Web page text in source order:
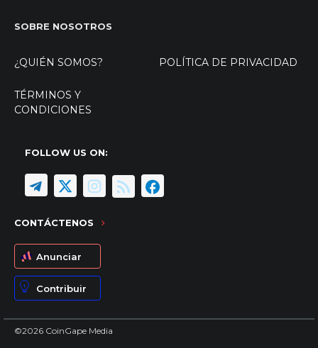
SOBRE NOSOTROS
¿QUIÉN SOMOS? POLÍTICA DE PRIVACIDAD
TÉRMINOS Y
CONDICIONES
FOLLOW US ON:
CONTÁCTENOS
Anunciar
Contribuir
©2026 CoinGape Media